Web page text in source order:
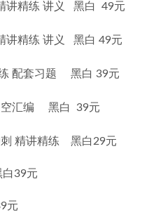
精练 讲义   黑白  49元
精练 讲义   黑白 49元
套习题     黑白 39元
编     黑白  39元
精讲精练    黑白29元
白39元
元